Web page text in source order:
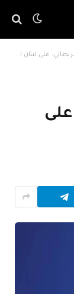
على لبنان البقاء خارج الحرب
على